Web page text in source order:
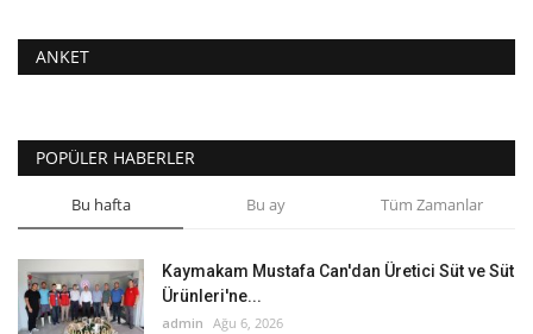
ANKET
POPÜLER HABERLER
Bu hafta Bu ay Tüm Zamanlar
Kaymakam Mustafa Can'dan Üretici Süt ve Süt
Ürünleri'ne...
admin Ağu 6, 2026